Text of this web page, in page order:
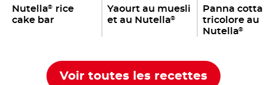
Nutella® rice
cake bar
Yaourt au muesli
et au Nutella®
Panna cotta
tricolore au
Nutella®
Voir toutes les recettes